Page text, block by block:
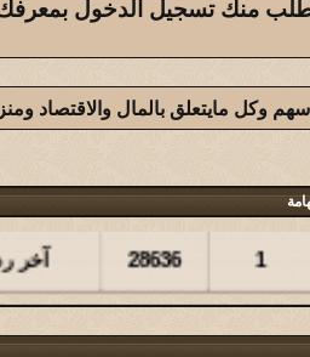
يتطلب منك تسجيل الدخول
وكل مايتعلق بالمال والاقتصاد
مشاركات المشاهدات
1
28636 آخر
مشاركات المشاهدات
126
146104 آخر